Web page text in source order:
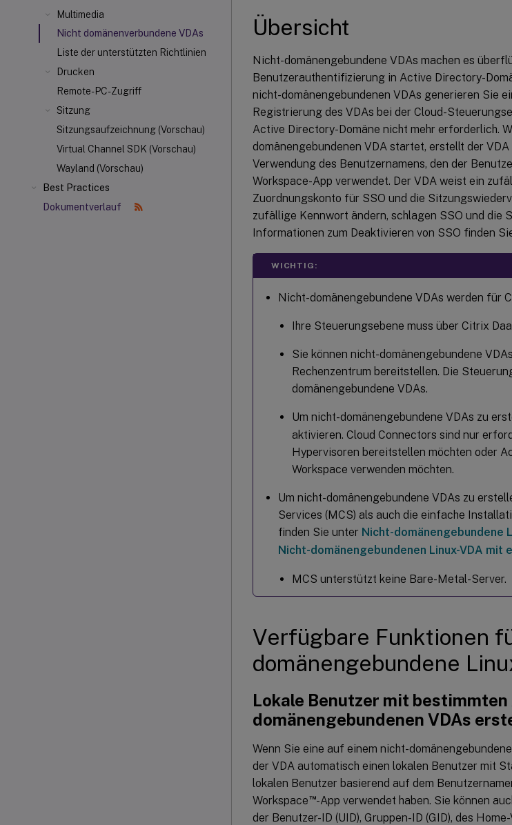
Multimedia
Nicht domänenverbundene VDAs
Liste der unterstützten Richtlinien
Drucken
Remote-PC-Zugriff
Sitzung
Sitzungsaufzeichnung (Vorschau)
Virtual Channel SDK (Vorschau)
Wayland (Vorschau)
Best Practices
Dokumentverlauf
Übersicht
Nicht-domänengebundene VDAs machen es
Benutzerauthentifizierung in Active Directory-
nicht-domänengebundenen VDAs generieren Sie
Registrierung des VDAs bei der Cloud-
Active Directory-Domäne nicht mehr erforderlich.
domänengebundenen VDA startet, erstellt der
Verwendung des Benutzernamens, den der
Workspace-App verwendet. Der VDA weist ein
Zuordnungskonto für SSO und die
zufällige Kennwort ändern, schlagen SSO und die
Informationen zum Deaktivieren von SSO finden
WICHTIG:
Nicht-domänengebundene VDAs werden für
Ihre Steuerungsebene muss über Citrix
Sie können nicht-domänengebundene
Rechenzentrum bereitstellen. Die
domänengebundene VDAs.
Um nicht-domänengebundene VDAs zu
aktivieren. Cloud Connectors sind nur
Hypervisoren bereitstellen möchten oder
Workspace verwenden möchten.
Um nicht-domänengebundene VDAs zu
Services (MCS) als auch die einfache
finden Sie unter Nicht-domänengebundene
Nicht-domänengebundenen Linux-VDA
MCS unterstützt keine Bare-Metal-Server.
Verfügbare Funktionen
domänengebundene
Lokale Benutzer mit
domänengebundenen VDAs
Wenn Sie eine auf einem nicht-
der VDA automatisch einen lokalen Benutzer mit
lokalen Benutzer basierend auf dem
Workspace™-App verwendet haben. Sie können
der Benutzer-ID (UID), Gruppen-ID (GID), des